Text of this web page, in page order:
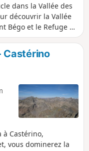
dans la Vallée des
découvrir la Vallée
Bégo et le Refuge de
: ascension du
à couper le
jusqu'à la
Castérino
Castérino,
vous dominerez la